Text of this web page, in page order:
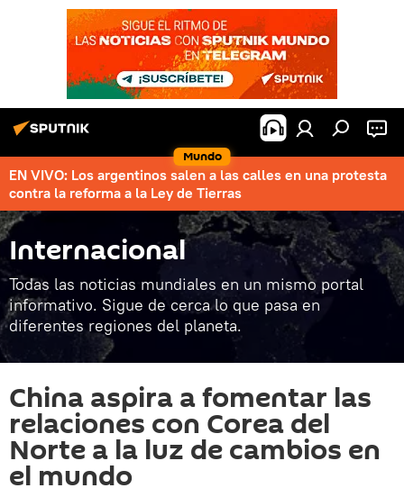
Mundo
EN VIVO: Los argentinos salen a las calles en una protesta
contra la reforma a la Ley de Tierras
Internacional
Todas las noticias mundiales en un mismo portal
informativo. Sigue de cerca lo que pasa en
diferentes regiones del planeta.
China aspira a fomentar las
relaciones con Corea del
Norte a la luz de cambios en
el mundo